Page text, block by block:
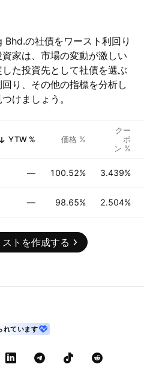
の社債をワースト利回り
家は、市場の変動が激しい
た投資先として社債を選ぶ
り、その他の指標を分析し
けましょう。
YTW % 価格 %
クー
ポ
ン %
Singapore Pte Ltd. 3.439%
— 100.52% 3.439%
— 98.65% 2.504%
トを作成する
れています